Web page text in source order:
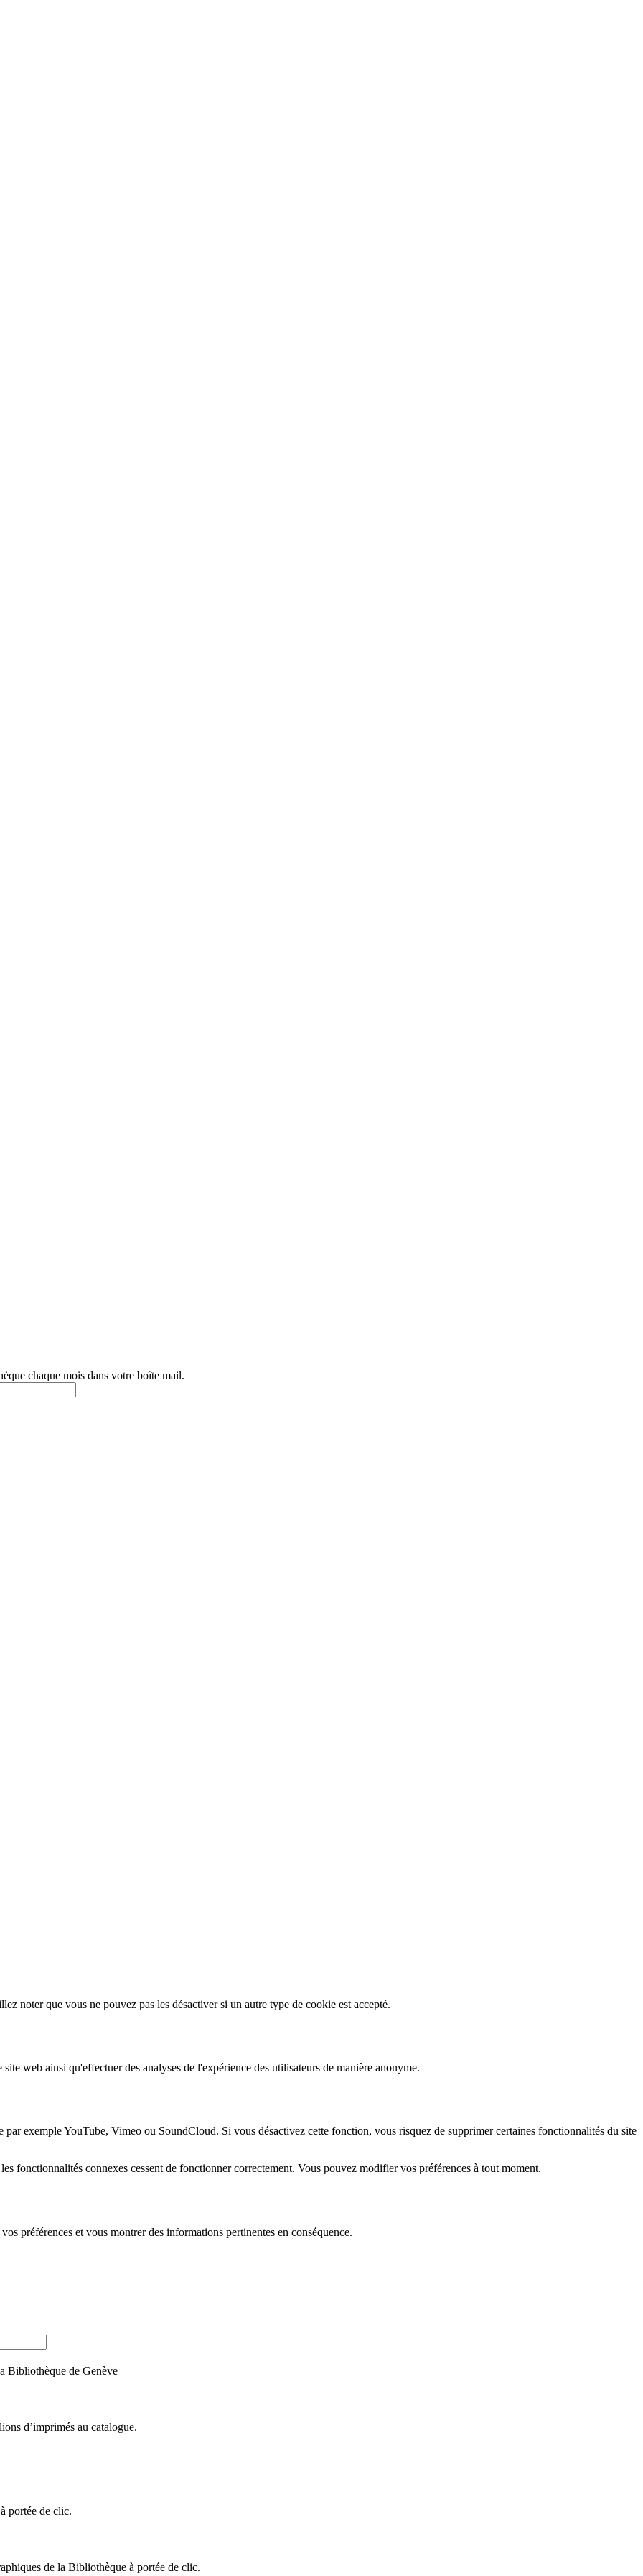
chaque mois dans votre boîte mail.
noter que vous ne pouvez pas les désactiver si un autre type de cookie est accepté.
web ainsi qu'effectuer des analyses de l'expérience des utilisateurs de manière anonyme.
exemple YouTube, Vimeo ou SoundCloud. Si vous désactivez cette fonction, vous risquez de supprimer certaines fonctionnalités du site
fonctionnalités connexes cessent de fonctionner correctement. Vous pouvez modifier vos préférences à tout moment.
préférences et vous montrer des informations pertinentes en conséquence.
Bibliothèque de Genève
d’imprimés au catalogue.
portée de clic.
de la Bibliothèque à portée de clic.